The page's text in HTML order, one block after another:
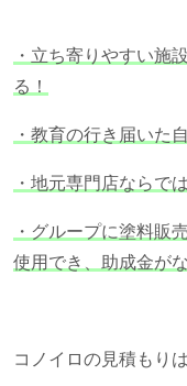
・立ち寄りやすい施
る！
・教育の行き届いた
・地元専門店ならで
・グループに塗料販
使用でき、助成金が
コノイロの見積もり